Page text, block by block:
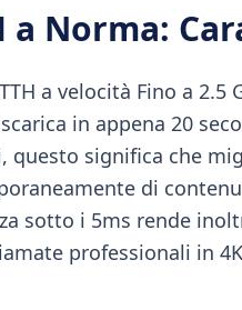
a Norma:
a velocità Fino a
in appena 20
questo significa che
di
sotto i 5ms rende
professionali in